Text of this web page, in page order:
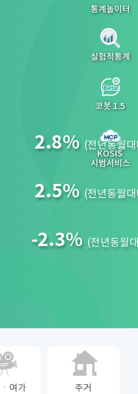
통계놀이터
실험적통계
코봇 1.5
KOSIS
시범서비스
8
2.3% (전월대비)
2.7% (전월대비)
5.8% (전월대비)
여가 주거